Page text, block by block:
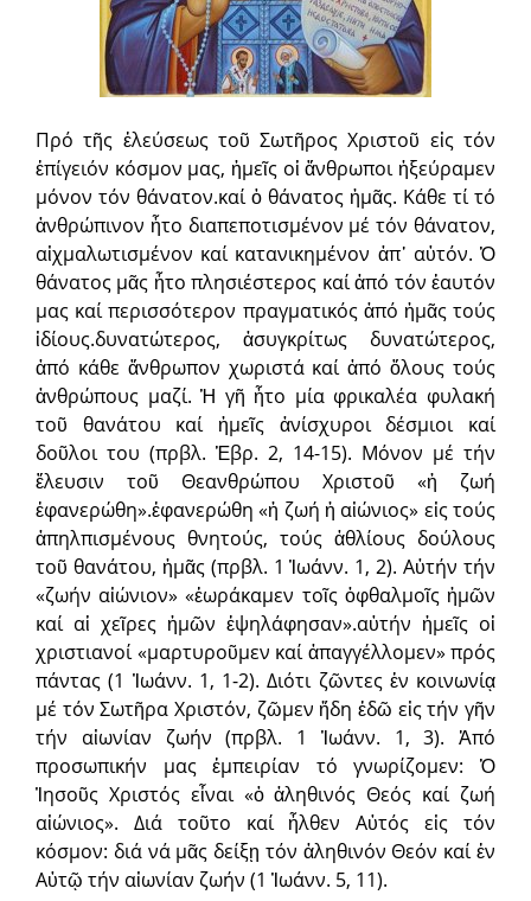
Πρό τῆς ἐλεύσεως τοῦ Σωτῆρος Χριστοῦ εἰς τόν
ἐπίγειόν κόσμον μας, ἡμεῖς οἱ ἄνθρωποι ἠξεύραμεν
μόνον τόν θάνατον.καί ὁ θάνατος ἡμᾶς. Κάθε τί τό
ἀνθρώπινον ἦτο διαπεποτισμένον μέ τόν θάνατον,
αἰχμαλωτισμένον καί κατανικημένον ἀπ᾽ αὐτόν. Ὁ
θάνατος μᾶς ἦτο πλησιέστερος καί ἀπό τόν ἑαυτόν
μας καί περισσότερον πραγματικός ἀπό ἡμᾶς τούς
ἰδίους.δυνατώτερος, ἀσυγκρίτως δυνατώτερος,
ἀπό κάθε ἄνθρωπον χωριστά καί ἀπό ὅλους τούς
ἀνθρώπους μαζί. Ἡ γῆ ἦτο μία φρικαλέα φυλακή
τοῦ θανάτου καί ἡμεῖς ἀνίσχυροι δέσμιοι καί
δοῦλοι του (πρβλ. Ἑβρ. 2, 14-15). Μόνον μέ τήν
ἔλευσιν τοῦ Θεανθρώπου Χριστοῦ «ἡ ζωή
ἐφανερώθη».ἐφανερώθη «ἡ ζωή ἡ αἰώνιος» εἰς τούς
ἀπηλπισμένους θνητούς, τούς ἀθλίους δούλους
τοῦ θανάτου, ἡμᾶς (πρβλ. 1 Ἰωάνν. 1, 2). Αὐτήν τήν
«ζωήν αἰώνιον» «ἑωράκαμεν τοῖς ὀφθαλμοῖς ἡμῶν
καί αἱ χεῖρες ἡμῶν ἐψηλάφησαν».αὐτήν ἡμεῖς οἱ
χριστιανοί «μαρτυροῦμεν καί ἀπαγγέλλομεν» πρός
πάντας (1 Ἰωάνν. 1, 1-2). Διότι ζῶντες ἐν κοινωνίᾳ
μέ τόν Σωτῆρα Χριστόν, ζῶμεν ἤδη ἐδῶ εἰς τήν γῆν
τήν αἰωνίαν ζωήν (πρβλ. 1 Ἰωάνν. 1, 3). Ἀπό
προσωπικήν μας ἐμπειρίαν τό γνωρίζομεν: Ὁ
Ἰησοῦς Χριστός εἶναι «ὁ ἀληθινός Θεός καί ζωή
αἰώνιος». Διά τοῦτο καί ἦλθεν Αὐτός εἰς τόν
κόσμον: διά νά μᾶς δείξῃ τόν ἀληθινόν Θεόν καί ἐν
Αὐτῷ τήν αἰωνίαν ζωήν (1 Ἰωάνν. 5, 11).